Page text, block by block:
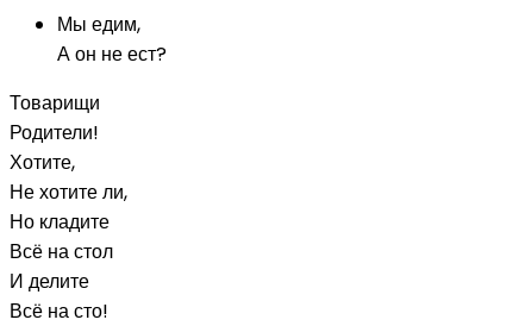
Мы едим,
А он не ест?
Товарищи
Родители!
Хотите,
Не хотите ли,
Но кладите
Всё на стол
И делите
Всё на сто!